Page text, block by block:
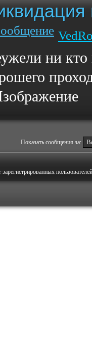
ни кто
Показать сообщения за: